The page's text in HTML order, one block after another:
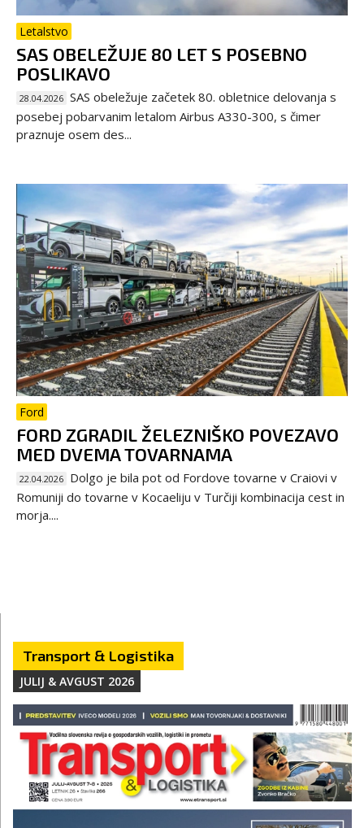
Letalstvo
SAS OBELEŽUJE 80 LET S POSEBNO
POSLIKAVO
28.04.2026 SAS obeležuje začetek 80. obletnice delovanja s
posebej pobarvanim letalom Airbus A330-300, s čimer
praznuje osem des...
Ford
FORD ZGRADIL ŽELEZNIŠKO POVEZAVO
MED DVEMA TOVARNAMA
22.04.2026 Dolgo je bila pot od Fordove tovarne v Craiovi v
Romuniji do tovarne v Kocaeliju v Turčiji kombinacija cest in
morja....
Transport & Logistika
JULIJ & AVGUST 2026